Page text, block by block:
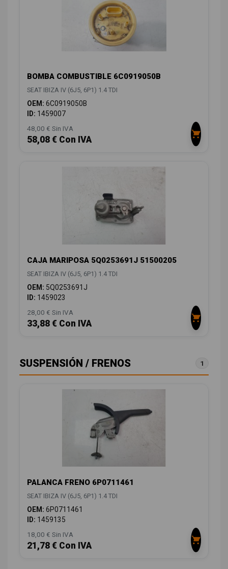
BOMBA COMBUSTIBLE 6C0919050B
SEAT IBIZA IV (6J5, 6P1) 1.4 TDI
OEM: 6C0919050B
ID: 1459007
48,00 € Sin IVA
58,08 € Con IVA
CAJA MARIPOSA 5Q0253691J 51500205
SEAT IBIZA IV (6J5, 6P1) 1.4 TDI
OEM: 5Q0253691J
ID: 1459023
28,00 € Sin IVA
33,88 € Con IVA
SUSPENSIÓN / FRENOS 1
PALANCA FRENO 6P0711461
SEAT IBIZA IV (6J5, 6P1) 1.4 TDI
OEM: 6P0711461
ID: 1459135
18,00 € Sin IVA
21,78 € Con IVA